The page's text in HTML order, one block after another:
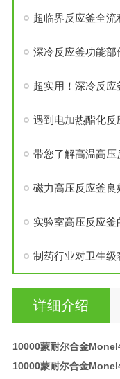
超临界反应釜全
超实用！深冷反
遇到电加热酯化
带您了解高温高
制药行业对卫生
详细介绍
10000蒙耐尔合金
10000蒙耐尔合金